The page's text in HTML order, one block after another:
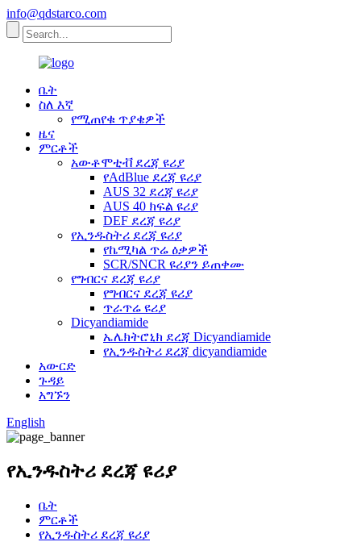
info@qdstarco.com
ቤት
ስለ እኛ
የሚጠየቁ ጥያቄዎች
ዜና
ምርቶች
አውቶሞቲቭ ደረጃ ዩሪያ
የAdBlue ደረጃ ዩሪያ
AUS 32 ደረጃ ዩሪያ
AUS 40 ክፍል ዩሪያ
DEF ደረጃ ዩሪያ
የኢንዱስትሪ ደረጃ ዩሪያ
የኬሚካል ጥሬ ዕቃዎች
SCR/SNCR ዩሪያን ይጠቀሙ
የግብርና ደረጃ ዩሪያ
የግብርና ደረጃ ዩሪያ
ጥራጥሬ ዩሪያ
Dicyandiamide
ኤሌክትሮኒክ ደረጃ Dicyandiamide
የኢንዱስትሪ ደረጃ dicyandiamide
አውርድ
ጉዳይ
አግኙን
English
የኢንዱስትሪ ደረጃ ዩሪያ
ቤት
ምርቶች
የኢንዱስትሪ ደረጃ ዩሪያ